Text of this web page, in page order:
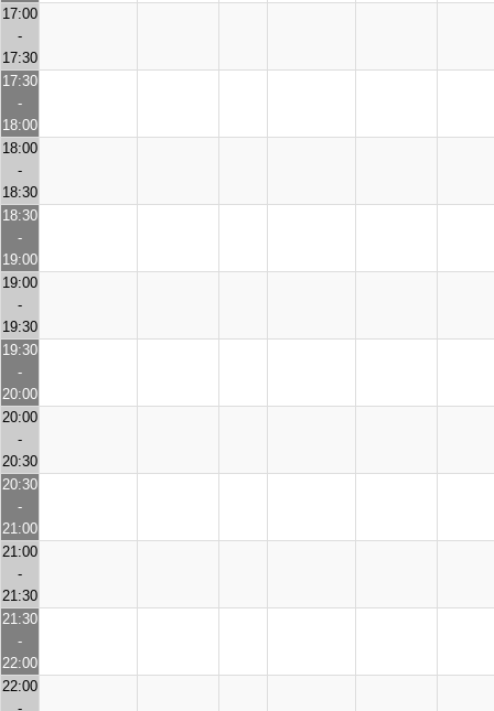
17:00
-
17:30
17:30
-
18:00
18:00
-
18:30
18:30
-
19:00
19:00
-
19:30
19:30
-
20:00
20:00
-
20:30
20:30
-
21:00
21:00
-
21:30
21:30
-
22:00
22:00